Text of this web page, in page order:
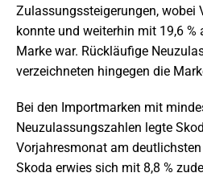
Zulassungssteigerungen, wobei
konnte und weiterhin mit 19,6
Marke war. Rückläufige
verzeichneten hingegen die
Bei den Importmarken mit
Neuzulassungszahlen legte
Vorjahresmonat am
Skoda erwies sich mit 8,8 %